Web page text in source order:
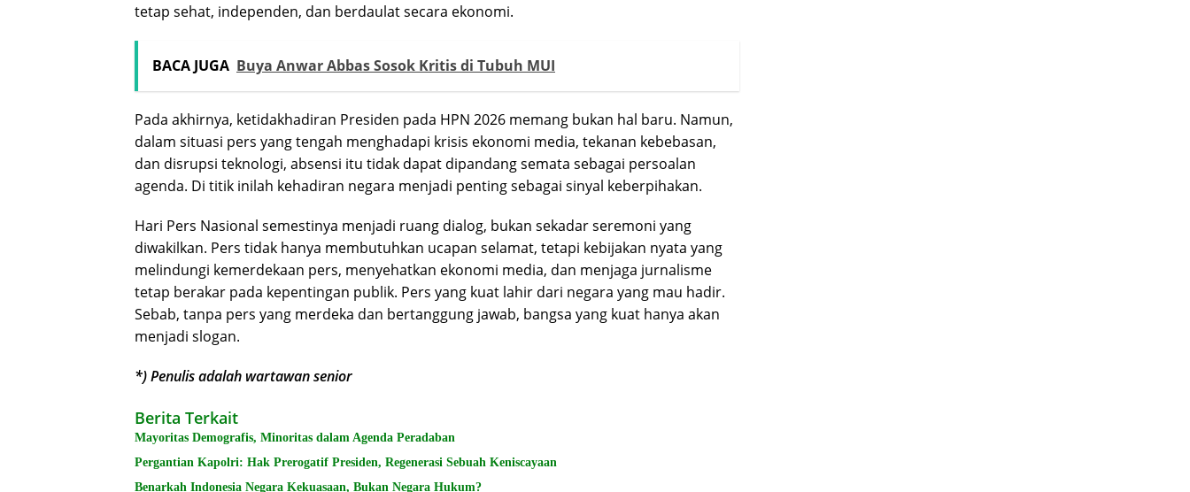
tetap sehat, independen, dan berdaulat secara ekonomi.
BACA JUGA Buya Anwar Abbas Sosok Kritis di Tubuh MUI
Pada akhirnya, ketidakhadiran Presiden pada HPN 2026 memang bukan hal baru. Namun,
dalam situasi pers yang tengah menghadapi krisis ekonomi media, tekanan kebebasan,
dan disrupsi teknologi, absensi itu tidak dapat dipandang semata sebagai persoalan
agenda. Di titik inilah kehadiran negara menjadi penting sebagai sinyal keberpihakan.
Hari Pers Nasional semestinya menjadi ruang dialog, bukan sekadar seremoni yang
diwakilkan. Pers tidak hanya membutuhkan ucapan selamat, tetapi kebijakan nyata yang
melindungi kemerdekaan pers, menyehatkan ekonomi media, dan menjaga jurnalisme
tetap berakar pada kepentingan publik. Pers yang kuat lahir dari negara yang mau hadir.
Sebab, tanpa pers yang merdeka dan bertanggung jawab, bangsa yang kuat hanya akan
menjadi slogan.
*) Penulis adalah wartawan senior
Berita Terkait
Mayoritas Demografis, Minoritas dalam Agenda Peradaban
Pergantian Kapolri: Hak Prerogatif Presiden, Regenerasi Sebuah Keniscayaan
Benarkah Indonesia Negara Kekuasaan, Bukan Negara Hukum?